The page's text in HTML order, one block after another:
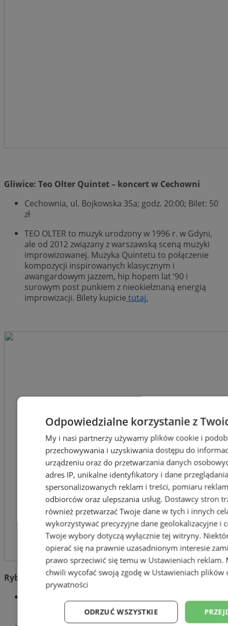
Gliwice: Teo Olter Quintet – koncert w Cechowni
Cechownia, ul. Bojkowska 35a; godz. 20:00; Bilet: 50
zł
TEO OLTER to muzyk urodzony w 1996 r. w Gdyni,
ale od 2012 związany z warszawską sceną muzyki
improwizowanej. Muzyka Quintetu to połączenie
kompozycji inspirowanych klasycznym i
awangardowym jazzem, hip hopem lat ‘90 i
surowym post punkiem z nieokiełznaną energią
improwizacji. Bilety kupicie tutaj.
Rybnik: Muzyczne piątki: country & taniec liniowy
Mościckiego 3; godz. 19:00; Wstęp wolny
Odpowiedzialne korzystanie z
My i nasi partnerzy używamy plików cookie i
przechowywania i uzyskiwania dostępu do
urządzeniu oraz do przetwarzania danych
adres IP, unikalne identyfikatory i dane
spersonalizowanych reklam i treści, pomiaru
odbiorców oraz ulepszania usług. Dostawcy stron
również przetwarzać Twoje dane w tych i innych
wykorzystywać precyzyjne dane geolokalizacyjne i
Twoje wybory dotyczą wyłącznie tej witryny.
opierać się na prawnie uzasadnionym interesie
prawo sprzeciwić się temu w Ustawieniach reklam.
chwili wycofać swoją zgodę w Ustawieniach plików
prywatności
ODRZUĆ WSZYSTKIE